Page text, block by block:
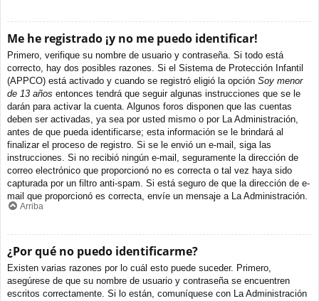
Me he registrado ¡y no me puedo identificar!
Primero, verifique su nombre de usuario y contraseña. Si todo está
correcto, hay dos posibles razones. Si el Sistema de Protección Infantil
(APPCO) está activado y cuando se registró eligió la opción Soy menor
de 13 años entonces tendrá que seguir algunas instrucciones que se le
darán para activar la cuenta. Algunos foros disponen que las cuentas
deben ser activadas, ya sea por usted mismo o por La Administración,
antes de que pueda identificarse; esta información se le brindará al
finalizar el proceso de registro. Si se le envió un e-mail, siga las
instrucciones. Si no recibió ningún e-mail, seguramente la dirección de
correo electrónico que proporcionó no es correcta o tal vez haya sido
capturada por un filtro anti-spam. Si está seguro de que la dirección de e-
mail que proporcionó es correcta, envíe un mensaje a La Administración.
Arriba
¿Por qué no puedo identificarme?
Existen varias razones por lo cuál esto puede suceder. Primero,
asegúrese de que su nombre de usuario y contraseña se encuentren
escritos correctamente. Si lo están, comuníquese con La Administración